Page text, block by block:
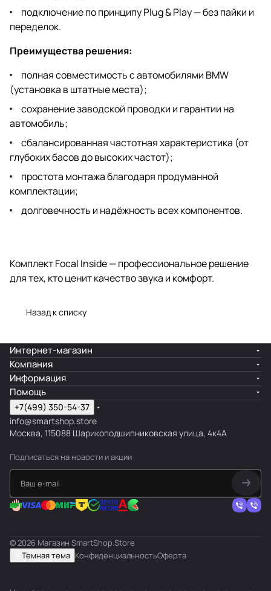
подключение по принципу Plug & Play — без пайки и
переделок.
Преимущества решения:
полная совместимость с автомобилями BMW
(установка в штатные места);
сохранение заводской проводки и гарантии на
автомобиль;
сбалансированная частотная характеристика (от
глубоких басов до высоких частот);
простота монтажа благодаря продуманной
комплектации;
долговечность и надёжность всех компонентов.
Комплект Focal Inside — профессиональное решение
для тех, кто ценит качество звука и комфорт.
Назад к списку
Интернет-магазин
Компания
Информация
Помощь
+7(499) 350-54-37
info@smartshop.store
Москва, 115088 Шарикоподшипниковская улица, 4к4А
Подписаться на новости и акции
© 2026 Магазин SmartShop.Store
Темная тема КонфиденциальностьОферта